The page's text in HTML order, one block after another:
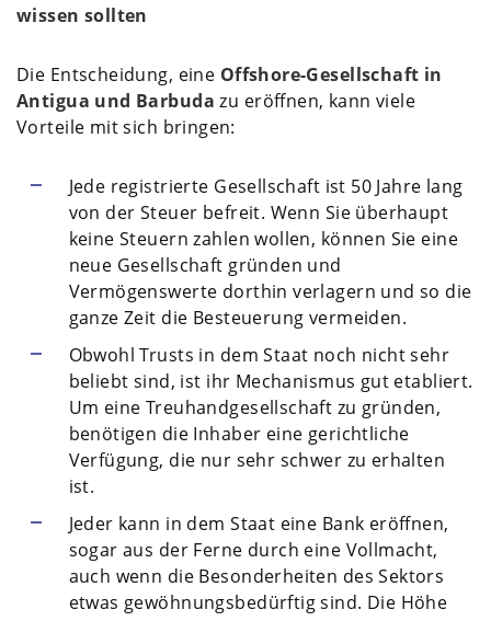
wissen sollten
Die Entscheidung, eine Offshore-Gesellschaft in
Antigua und Barbuda zu eröffnen, kann viele
Vorteile mit sich bringen:
Jede registrierte Gesellschaft ist 50 Jahre lang
von der Steuer befreit. Wenn Sie überhaupt
keine Steuern zahlen wollen, können Sie eine
neue Gesellschaft gründen und
Vermögenswerte dorthin verlagern und so die
ganze Zeit die Besteuerung vermeiden.
Obwohl Trusts in dem Staat noch nicht sehr
beliebt sind, ist ihr Mechanismus gut etabliert.
Um eine Treuhandgesellschaft zu gründen,
benötigen die Inhaber eine gerichtliche
Verfügung, die nur sehr schwer zu erhalten
ist.
Jeder kann in dem Staat eine Bank eröffnen,
sogar aus der Ferne durch eine Vollmacht,
auch wenn die Besonderheiten des Sektors
etwas gewöhnungsbedürftig sind. Die Höhe